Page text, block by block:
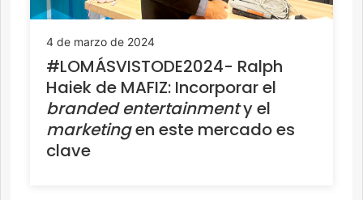
4 de marzo de 2024
#LOMÁSVISTODE2024- Ralph
Haiek de MAFIZ: Incorporar el
branded entertainmenty el
marketingen este mercado es
clave